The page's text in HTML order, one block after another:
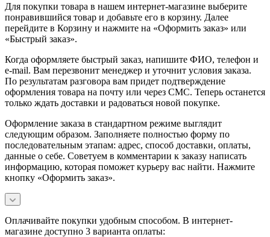
Для покупки товара в нашем интернет-магазине выберите
понравившийся товар и добавьте его в корзину. Далее
перейдите в Корзину и нажмите на «Оформить заказ» или
«Быстрый заказ».
Когда оформляете быстрый заказ, напишите ФИО, телефон и
e-mail. Вам перезвонит менеджер и уточнит условия заказа.
По результатам разговора вам придет подтверждение
оформления товара на почту или через СМС. Теперь останется
только ждать доставки и радоваться новой покупке.
Оформление заказа в стандартном режиме выглядит
следующим образом. Заполняете полностью форму по
последовательным этапам: адрес, способ доставки, оплаты,
данные о себе. Советуем в комментарии к заказу написать
информацию, которая поможет курьеру вас найти. Нажмите
кнопку «Оформить заказ».
Оплачивайте покупки удобным способом. В интернет-
магазине доступно 3 варианта оплаты: